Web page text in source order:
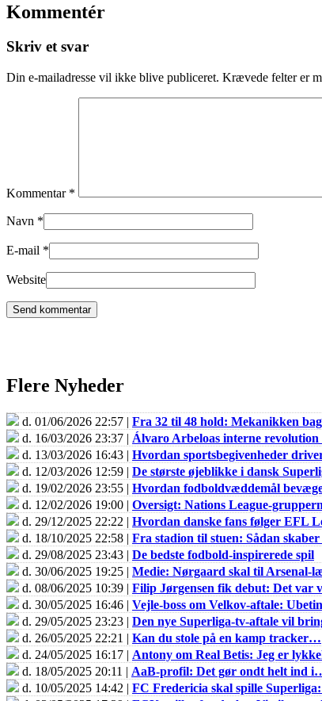
Kommentér
Skriv et svar
Din e-mailadresse vil ikke blive publiceret. Krævede felter er
Kommentar *
Navn *
E-mail *
Website
Flere Nyheder
d. 01/06/2026 22:57 | Fra 32 til 48 hold: Mekanikken
d. 16/03/2026 23:37 | Álvaro Arbeloas interne
d. 13/03/2026 16:43 | Hvordan sportsbegivenheder
d. 12/03/2026 12:59 | De største øjeblikke i dansk
d. 19/02/2026 23:55 | Hvordan fodboldvæddemål
d. 12/02/2026 19:00 | Oversigt: Nations League-
d. 29/12/2025 22:22 | Hvordan danske fans følger EFL
d. 18/10/2025 22:58 | Fra stadion til stuen: Sådan
d. 29/08/2025 23:43 | De bedste fodbold-inspirerede spil
d. 30/06/2025 19:25 | Medie: Nørgaard skal til Arsenal-
d. 08/06/2025 10:39 | Filip Jørgensen fik debut: Det var
d. 30/05/2025 16:46 | Vejle-boss om Velkov-aftale:
d. 29/05/2025 23:23 | Den nye Superliga-tv-aftale vil
d. 26/05/2025 22:21 | Kan du stole på en kamp tracker…
d. 24/05/2025 16:17 | Antony om Real Betis: Jeg er
d. 18/05/2025 20:11 | AaB-profil: Det gør ondt helt ind
d. 10/05/2025 14:42 | FC Fredericia skal spille